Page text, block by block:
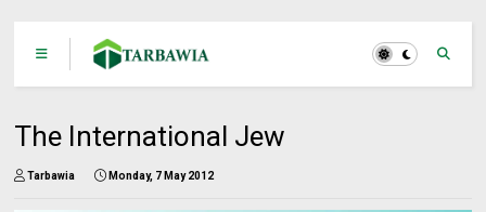
The International Jew
Tarbawia Monday, 7 May 2012